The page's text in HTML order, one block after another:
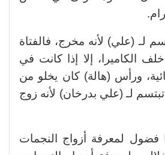
لـ (علي) لأنه مخرج، فالفتاة
الكاميرا، إلا إذا كانت في
ورأس (هالة) كان يخلو من
لـ (علي بدرخان) لأنه زوج
فضول لمعرفة أزواج النجمات